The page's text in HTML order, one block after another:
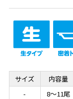
サイズ 内容量
-
8～11尾